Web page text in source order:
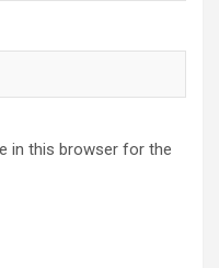
in this browser for the